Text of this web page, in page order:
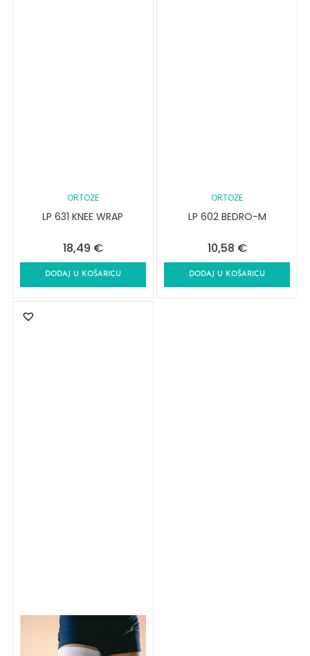
ORTOZE
LP 631 KNEE WRAP
18,49 €
DODAJ U KOŠARICU
ORTOZE
LP 602 BEDRO-M
10,58 €
DODAJ U KOŠARICU